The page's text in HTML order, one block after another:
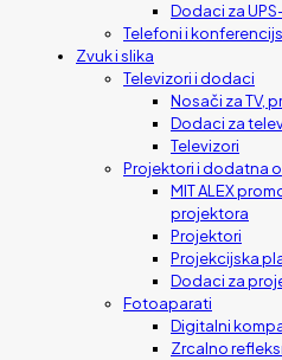
Dodaci za
Telefoni i
Zvuk i slika
Televizori i dodaci
Nosači za TV,
Dodaci za
Televizori
Projektori i dodatna
MIT ALEX
projektora
Projektori
Projekcijska
Dodaci za
Fotoaparati
Digitalni
Zrcalno